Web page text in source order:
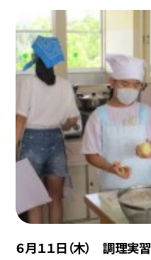
６月１１日（木） 調理実習